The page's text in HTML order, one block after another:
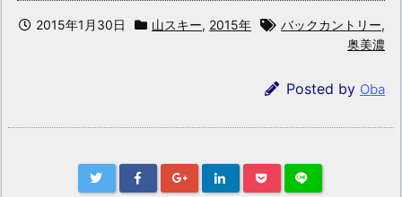
2015年1月30日 山スキー, 2015年 バックカントリー,
奥美濃
Posted by Oba